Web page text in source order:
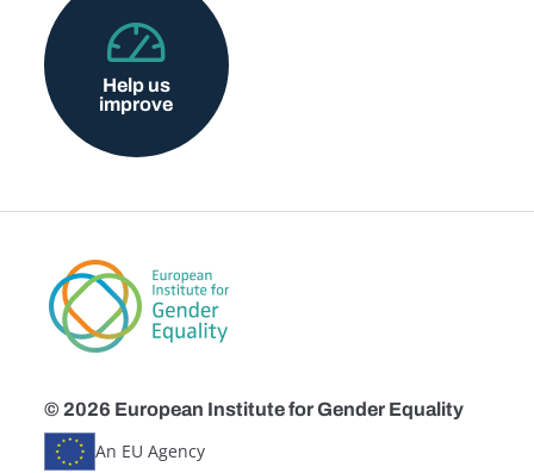
Help us
improve
© 2026 European Institute for Gender Equality
An EU Agency